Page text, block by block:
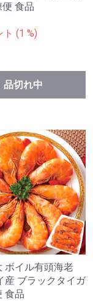
食品
(1 %)
品切れ中
ボイル有頭海老
産 ブラックタイガ
食品